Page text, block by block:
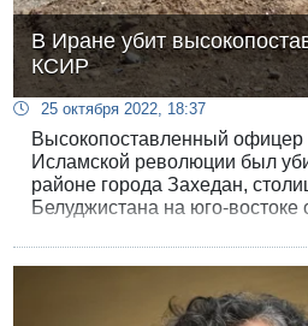
В Иране убит
КСИР
25 октября 2022, 18:37
Высокопоставленный офицер
Исламской революции был
районе города Захедан,
Белуджистана на юго-востоке